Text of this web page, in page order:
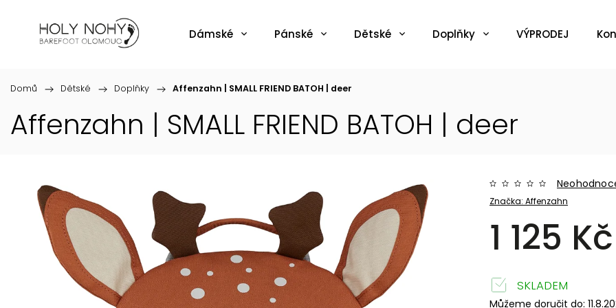
Dámské Pánské Dětské Doplňky VÝPRODEJ
Domů / Dětské / Doplňky / Affenzahn | SMALL FRIEND BATOH | deer
Affenzahn | SMALL FRIEND BATOH | deer
Značka:Affenzahn
1 125 Kč
SKLADEM
Můžeme doručit do: